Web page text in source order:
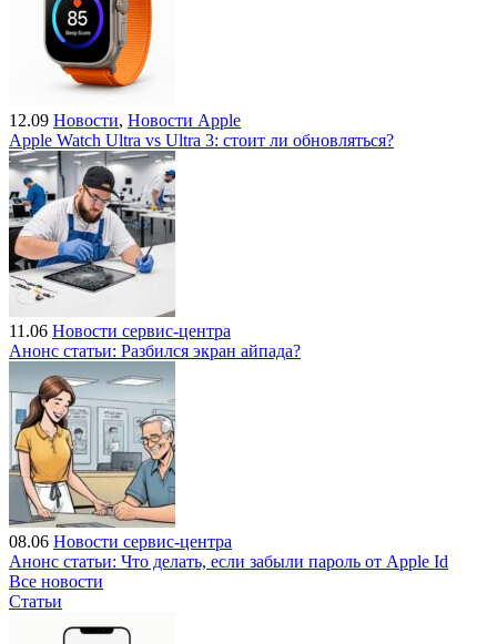
12.09 Новости, Новости Apple
Apple Watch Ultra vs Ultra 3: стоит ли обновляться?
11.06 Новости сервис-центра
Анонс статьи: Разбился экран айпада?
08.06 Новости сервис-центра
Анонс статьи: Что делать, если забыли пароль от Apple Id
Все новости
Статьи